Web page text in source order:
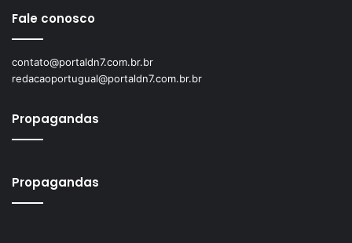
Fale conosco
contato@portaldn7.com.br.br
redacaoportugual@portaldn7.com.br.br
Propagandas
Propagandas